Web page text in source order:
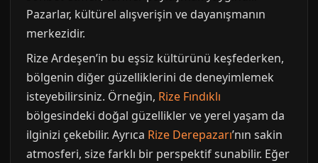
Pazarlar, kültürel alışverişin ve dayanışmanın
merkezidir.
Rize Ardeşen’in bu eşsiz kültürünü keşfederken,
bölgenin diğer güzelliklerini de deneyimlemek
isteyebilirsiniz. Örneğin, Rize Fındıklı
bölgesindeki doğal güzellikler ve yerel yaşam da
ilginizi çekebilir. Ayrıca Rize Derepazarı’nın sakin
atmosferi, size farklı bir perspektif sunabilir. Eğer